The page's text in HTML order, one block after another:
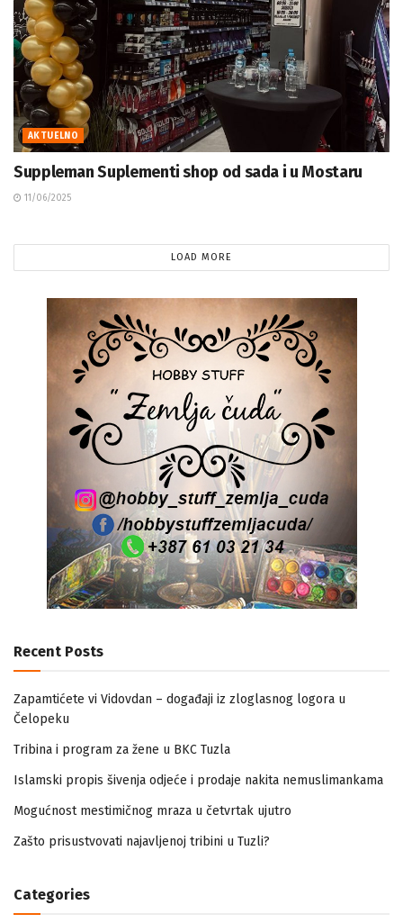
AKTUELNO
Suppleman Suplementi shop od sada i u Mostaru
11/06/2025
LOAD MORE
Recent Posts
Zapamtićete vi Vidovdan – događaji iz zloglasnog logora u
Čelopeku
Tribina i program za žene u BKC Tuzla
Islamski propis šivenja odjeće i prodaje nakita nemuslimankama
Mogućnost mestimičnog mraza u četvrtak ujutro
Zašto prisustvovati najavljenoj tribini u Tuzli?
Categories